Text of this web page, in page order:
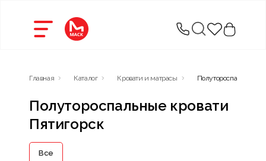
Главная Каталог Кровати и матрасы Полутороспальные
Полутороспальные кровати
Пятигорск
Все